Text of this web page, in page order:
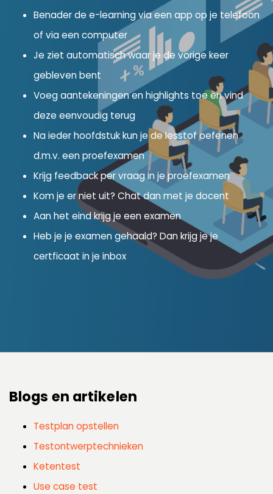
Benader de e-learning via een app op je telefoon
of via een computer
Je ziet automatisch waar je de vorige keer
gebleven bent
Voeg aantekeningen en highlights toe en vind
deze eenvoudig terug
Na ieder hoofdstuk kun je de lesstof oefenen
d.m.v. een proefexamen
Krijg feedback per vraag in je proefexamen
Kom je er niet uit? Chat dan met je docent
Aan het eind krijg je een examen
Heb je je examen gehaald? Dan krijg je je
certficaat in je inbox
Blogs en artikelen
Testplan opstellen
Testontwerptechnieken
Ketentest
Use case test